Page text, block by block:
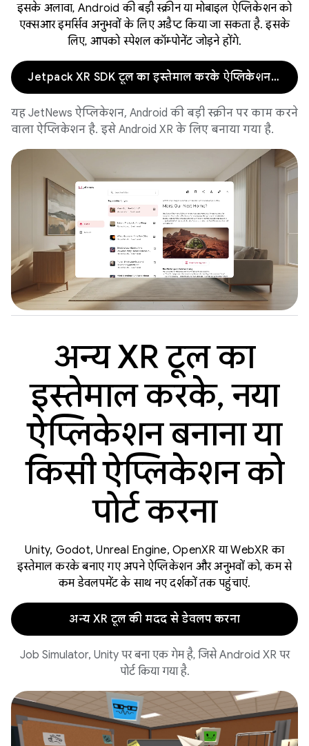
इसके अलावा, Android की बड़ी स्क्रीन या मोबाइल ऐप्लिकेशन को
एक्सआर इमर्सिव अनुभवों के लिए अडैप्ट किया जा सकता है. इसके
लिए, आपको स्पेशल कॉम्पोनेंट जोड़ने होंगे.
Jetpack XR SDK टूल का इस्तेमाल करके ऐप्लिकेशन बनाना
यह JetNews ऐप्लिकेशन, Android की बड़ी स्क्रीन पर काम करने
वाला ऐप्लिकेशन है. इसे Android XR के लिए बनाया गया है.
अन्य XR टूल का
इस्तेमाल करके, नया
ऐप्लिकेशन बनाना या
किसी ऐप्लिकेशन को
पोर्ट करना
Unity, Godot, Unreal Engine, OpenXR या WebXR का
इस्तेमाल करके बनाए गए अपने ऐप्लिकेशन और अनुभवों को, कम से
कम डेवलपमेंट के साथ नए दर्शकों तक पहुंचाएं.
अन्य XR टूल की मदद से डेवलप करना
Job Simulator, Unity पर बना एक गेम है, जिसे Android XR पर
पोर्ट किया गया है.